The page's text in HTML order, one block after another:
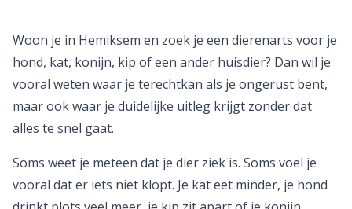
Woon je in Hemiksem en zoek je een dierenarts voor je
hond, kat, konijn, kip of een ander huisdier? Dan wil je
vooral weten waar je terechtkan als je ongerust bent,
maar ook waar je duidelijke uitleg krijgt zonder dat
alles te snel gaat.
Soms weet je meteen dat je dier ziek is. Soms voel je
vooral dat er iets niet klopt. Je kat eet minder, je hond